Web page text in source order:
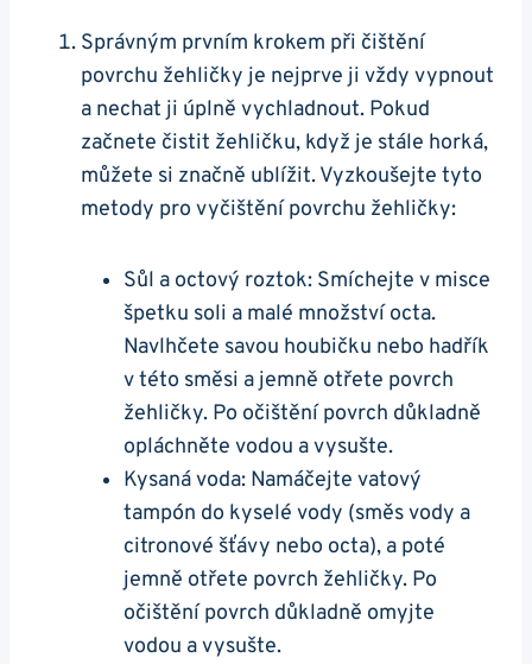
Správným prvním ⁤krokem při⁣ čištění
povrchu‌ žehličky je ⁢nejprve ‌ji vždy vypnout
‌a nechat ji úplně vychladnout. Pokud
začnete čistit žehličku,‌ když‍ je stále horká,
můžete‍ si⁤ značně ublížit. ⁣Vyzkoušejte ‌tyto
metody pro vyčištění povrchu žehličky:‍
Sůl⁢ a​ octový ‌roztok: Smíchejte v misce
špetku soli a‍ malé množství⁤ octa.
Navlhčete savou houbičku ‌nebo ‍hadřík
v této směsi a jemně otřete povrch
žehličky. ‌Po očištění povrch‌ důkladně
opláchněte vodou a vysušte.
Kysaná voda: Namáčejte vatový
tampón do kyselé ‍vody (směs vody a‍
citronové šťávy nebo octa), a poté
jemně otřete‌ povrch žehličky.⁤ Po
očištění povrch ‌důkladně⁤ omyjte‌
vodou a vysušte.